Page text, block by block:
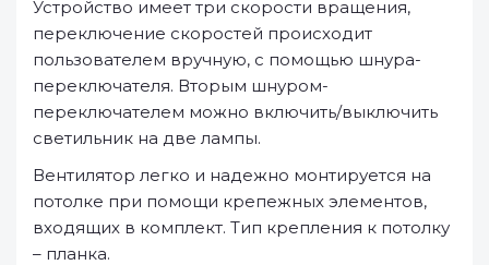
Устройство имеет три скорости вращения,
переключение скоростей происходит
пользователем вручную, с помощью шнура-
переключателя. Вторым шнуром-
переключателем можно включить/выключить
светильник на две лампы.
Вентилятор легко и надежно монтируется на
потолке при помощи крепежных элементов,
входящих в комплект. Тип крепления к потолку
– планка.